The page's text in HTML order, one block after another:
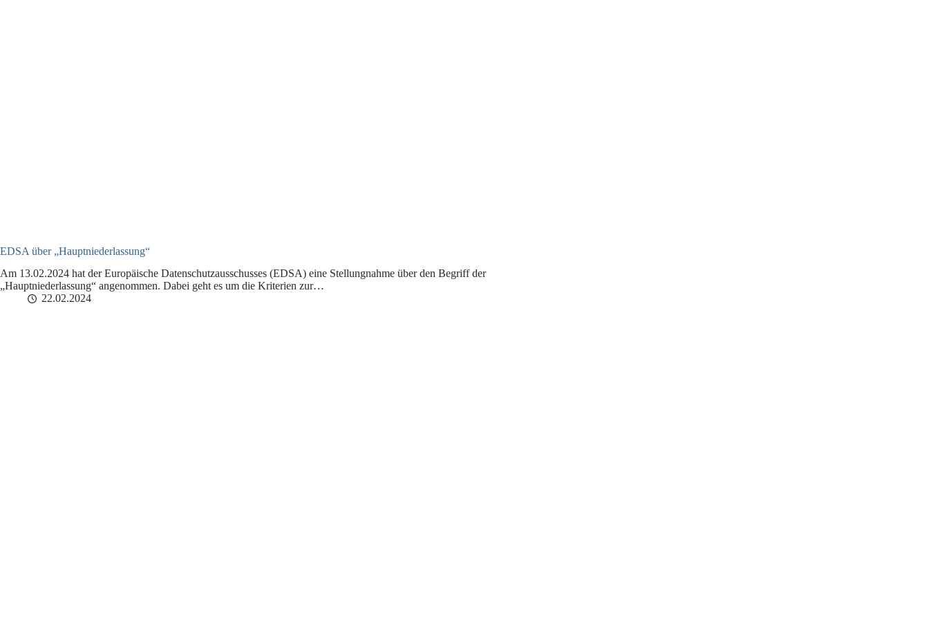
EDSA über „Hauptniederlassung“
Am 13.02.2024 hat der Europäische Datenschutzausschusses (EDSA) eine Stellungnahme über den Begriff der
„Hauptniederlassung“ angenommen. Dabei geht es um die Kriterien zur…
22.02.2024